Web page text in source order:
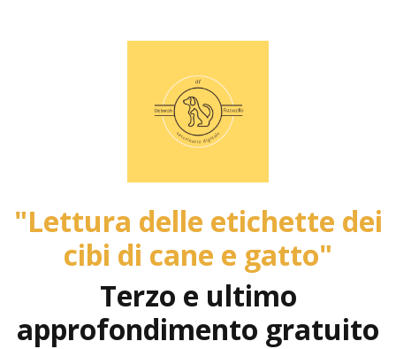
"Lettura delle etichette dei
cibi di cane e gatto"
Terzo e ultimo
approfondimento gratuito